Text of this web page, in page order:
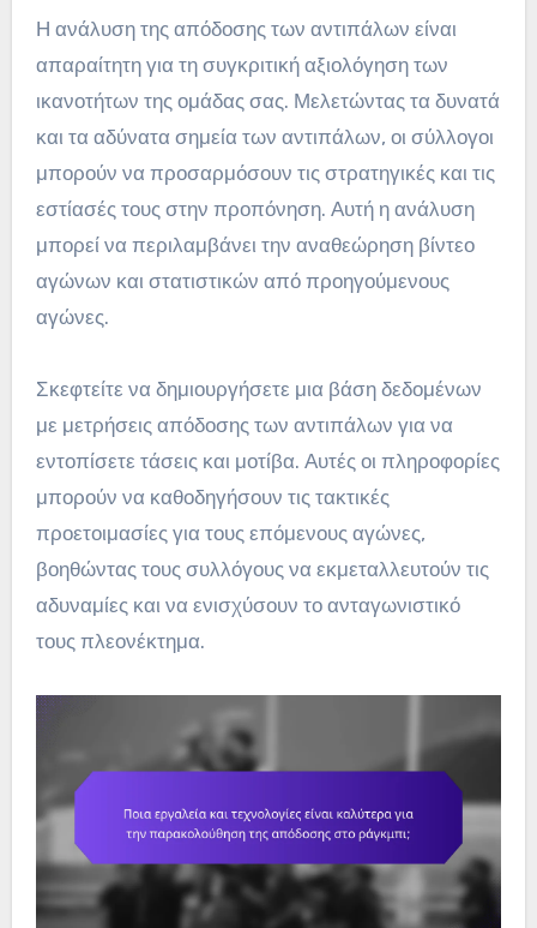
Η ανάλυση της απόδοσης των αντιπάλων είναι
απαραίτητη για τη συγκριτική αξιολόγηση των
ικανοτήτων της ομάδας σας. Μελετώντας τα δυνατά
και τα αδύνατα σημεία των αντιπάλων, οι σύλλογοι
μπορούν να προσαρμόσουν τις στρατηγικές και τις
εστίασές τους στην προπόνηση. Αυτή η ανάλυση
μπορεί να περιλαμβάνει την αναθεώρηση βίντεο
αγώνων και στατιστικών από προηγούμενους
αγώνες.
Σκεφτείτε να δημιουργήσετε μια βάση δεδομένων
με μετρήσεις απόδοσης των αντιπάλων για να
εντοπίσετε τάσεις και μοτίβα. Αυτές οι πληροφορίες
μπορούν να καθοδηγήσουν τις τακτικές
προετοιμασίες για τους επόμενους αγώνες,
βοηθώντας τους συλλόγους να εκμεταλλευτούν τις
αδυναμίες και να ενισχύσουν το ανταγωνιστικό
τους πλεονέκτημα.